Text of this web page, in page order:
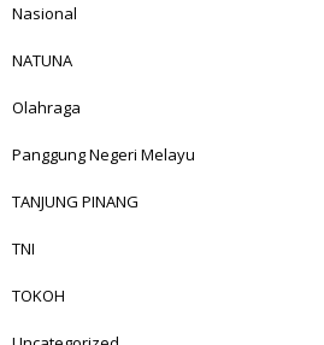
Nasional
NATUNA
Olahraga
Panggung Negeri Melayu
TANJUNG PINANG
TNI
TOKOH